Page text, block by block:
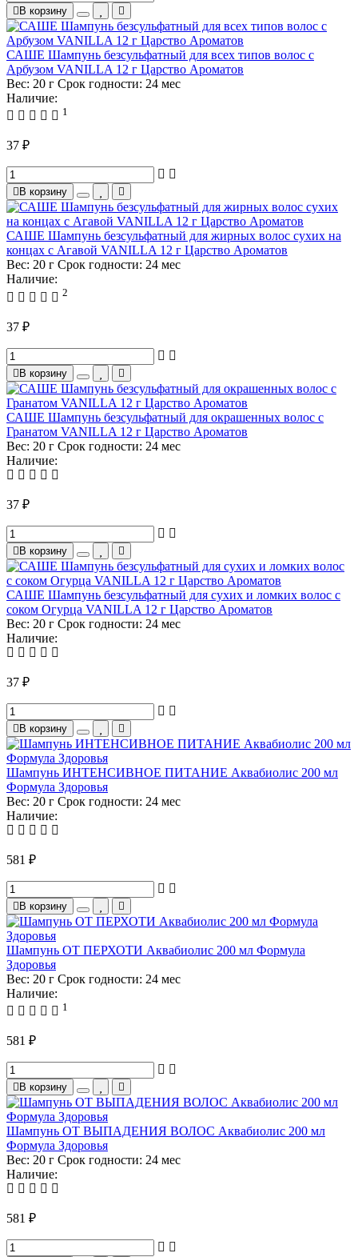
В корзину
САШЕ Шампунь безсульфатный для всех типов волос с
Арбузом VANILLA 12 г Царство Ароматов
Вес: 20 г Срок годности: 24 мес
Наличие:
1
37 ₽
В корзину
САШЕ Шампунь безсульфатный для жирных волос сухих на
концах с Агавой VANILLA 12 г Царство Ароматов
Вес: 20 г Срок годности: 24 мес
Наличие:
2
37 ₽
В корзину
САШЕ Шампунь безсульфатный для окрашенных волос с
Гранатом VANILLA 12 г Царство Ароматов
Вес: 20 г Срок годности: 24 мес
Наличие:
37 ₽
В корзину
САШЕ Шампунь безсульфатный для сухих и ломких волос с
соком Огурца VANILLA 12 г Царство Ароматов
Вес: 20 г Срок годности: 24 мес
Наличие:
37 ₽
В корзину
Шампунь ИНТЕНСИВНОЕ ПИТАНИЕ Аквабиолис 200 мл
Формула Здоровья
Вес: 20 г Срок годности: 24 мес
Наличие:
581 ₽
В корзину
Шампунь ОТ ПЕРХОТИ Аквабиолис 200 мл Формула
Здоровья
Вес: 20 г Срок годности: 24 мес
Наличие:
1
581 ₽
В корзину
Шампунь ОТ ВЫПАДЕНИЯ ВОЛОС Аквабиолис 200 мл
Формула Здоровья
Вес: 20 г Срок годности: 24 мес
Наличие:
581 ₽